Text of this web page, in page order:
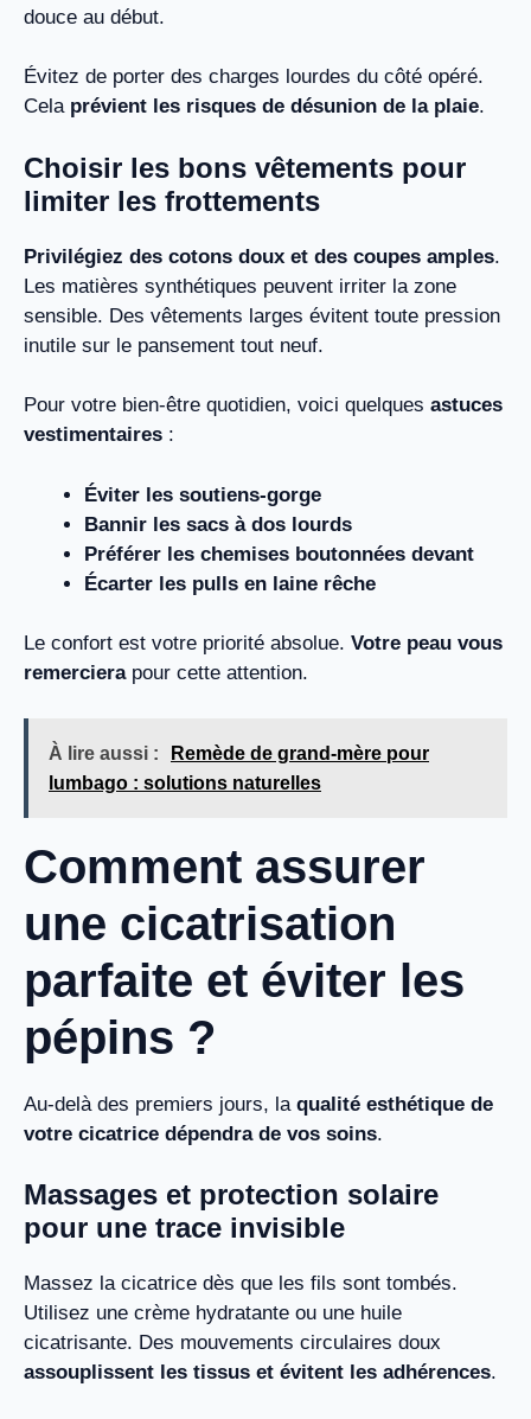
douce au début.
Évitez de porter des charges lourdes du côté opéré.
Cela prévient les risques de désunion de la plaie.
Choisir les bons vêtements pour
limiter les frottements
Privilégiez des cotons doux et des coupes amples.
Les matières synthétiques peuvent irriter la zone
sensible. Des vêtements larges évitent toute pression
inutile sur le pansement tout neuf.
Pour votre bien-être quotidien, voici quelques astuces
vestimentaires :
Éviter les soutiens-gorge
Bannir les sacs à dos lourds
Préférer les chemises boutonnées devant
Écarter les pulls en laine rêche
Le confort est votre priorité absolue. Votre peau vous
remercierapour cette attention.
À lire aussi :
Remède de grand-mère pour
lumbago : solutions naturelles
Comment assurer
une cicatrisation
parfaite et éviter les
pépins ?
Au-delà des premiers jours, la qualité esthétique de
votre cicatrice dépendra de vos soins.
Massages et protection solaire
pour une trace invisible
Massez la cicatrice dès que les fils sont tombés.
Utilisez une crème hydratante ou une huile
cicatrisante. Des mouvements circulaires doux
assouplissent les tissus et évitent les adhérences.